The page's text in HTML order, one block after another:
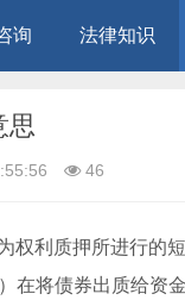
询 法律知识
思
46
权利质押所进行的
在将债券出质给资